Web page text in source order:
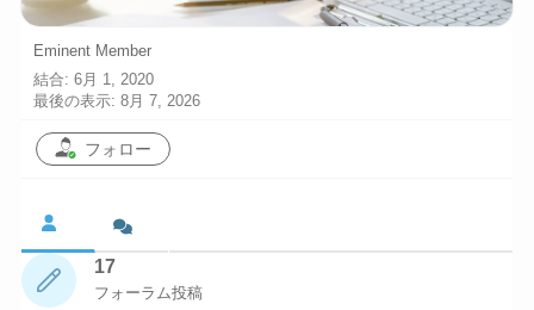
Eminent Member
結合: 6月 1, 2020
最後の表示: 8月 7, 2026
フォロー
17
フォーラム投稿